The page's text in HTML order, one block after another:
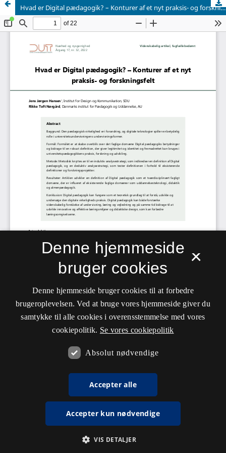
Hvad er Digital pædagogik? – Konturer af et nyt praksis- og forskningsfelt
×
Denne hjemmeside
bruger cookies
Denne hjemmeside bruger cookies til at forbedre
brugeroplevelsen. Ved at bruge vores hjemmeside giver du
samtykke til alle cookies i overensstemmelse med vores
cookiepolitik. Se vores cookiepolitik
Absolut nødvendige
Accepter alle
Accepter kun nødvendige
VIS DETALJER